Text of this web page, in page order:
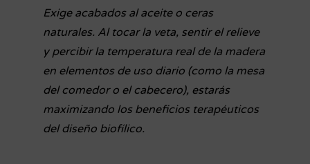
Exige acabados al aceite o ceras
naturales. Al tocar la veta, sentir el relieve
y percibir la temperatura real de la madera
en elementos de uso diario (como la mesa
del comedor o el cabecero), estarás
maximizando los beneficios terapéuticos
del diseño biofílico.